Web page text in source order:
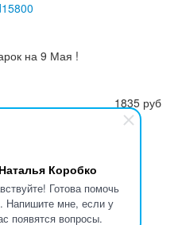
Наталья Коробко
Готова помочь
Напишите мне, если у
появятся вопросы.
на 9 Мая !
1835 руб
250